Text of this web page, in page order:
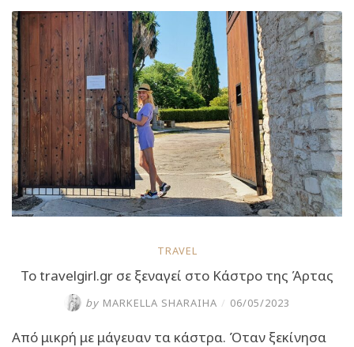
στην
Άρτα:
Ο
υπεραιωνόβιος
πλάτανος
με
τους
τοπικούς
θρύλους”
TRAVEL
Το travelgirl.gr σε ξεναγεί στο Κάστρο της Άρτας
by MARKELLA SHARAIHA / 06/05/2023
Από μικρή με μάγευαν τα κάστρα. Όταν ξεκίνησα